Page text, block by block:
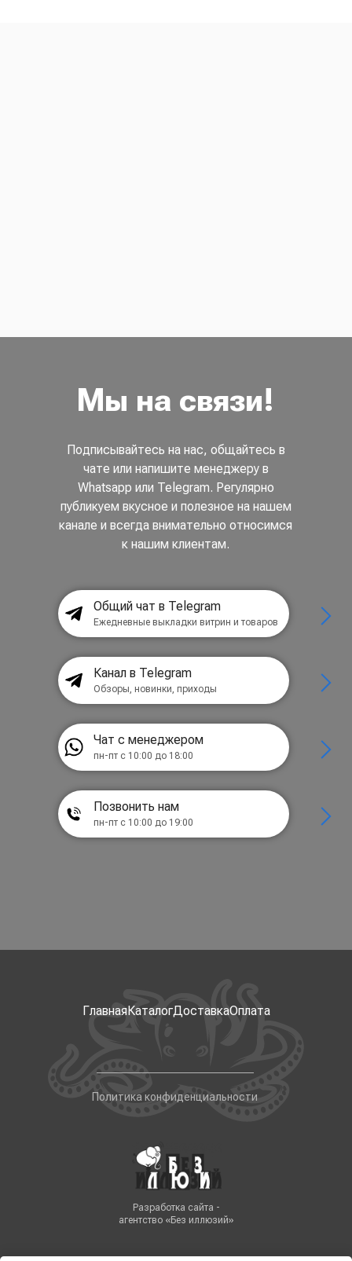
Мы на связи!
Подписывайтесь на нас, общайтесь в
чате или напишите менеджеру в
Whatsapp или Telegram. Регулярно
публикуем вкусное и полезное на нашем
канале и всегда внимательно относимся
к нашим клиентам.
Общий чат в Telegram
Ежедневные выкладки витрин и товаров
Канал в Telegram
Обзоры, новинки, приходы
Чат с менеджером
пн-пт с 10:00 до 18:00
Позвонить нам
пн-пт с 10:00 до 19:00
ГлавнаяКаталогДоставкаОплата
Политика конфиденциальности
Разработка сайта -
агентство «Без иллюзий»